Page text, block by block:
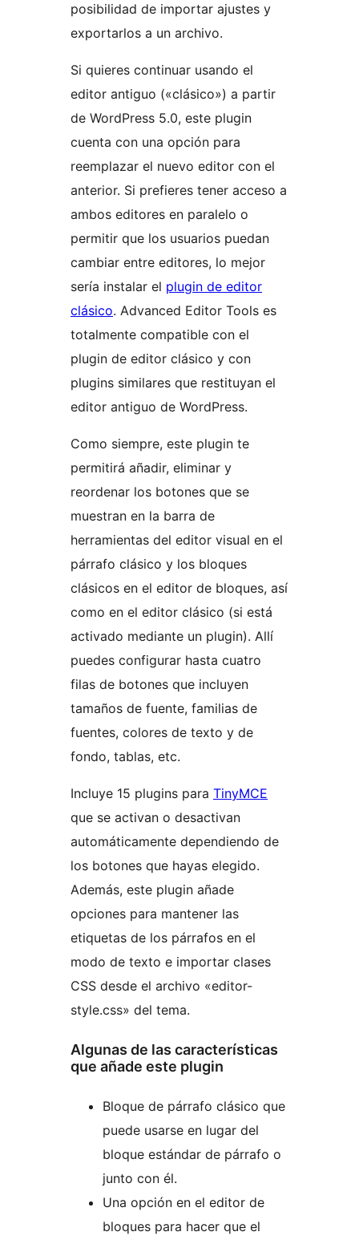
posibilidad de importar ajustes y
exportarlos a un archivo.
Si quieres continuar usando el
editor antiguo («clásico») a partir
de WordPress 5.0, este plugin
cuenta con una opción para
reemplazar el nuevo editor con el
anterior. Si prefieres tener acceso a
ambos editores en paralelo o
permitir que los usuarios puedan
cambiar entre editores, lo mejor
sería instalar el plugin de editor
clásico. Advanced Editor Tools es
totalmente compatible con el
plugin de editor clásico y con
plugins similares que restituyan el
editor antiguo de WordPress.
Como siempre, este plugin te
permitirá añadir, eliminar y
reordenar los botones que se
muestran en la barra de
herramientas del editor visual en el
párrafo clásico y los bloques
clásicos en el editor de bloques, así
como en el editor clásico (si está
activado mediante un plugin). Allí
puedes configurar hasta cuatro
filas de botones que incluyen
tamaños de fuente, familias de
fuentes, colores de texto y de
fondo, tablas, etc.
Incluye 15 plugins para TinyMCE
que se activan o desactivan
automáticamente dependiendo de
los botones que hayas elegido.
Además, este plugin añade
opciones para mantener las
etiquetas de los párrafos en el
modo de texto e importar clases
CSS desde el archivo «editor-
style.css» del tema.
Algunas de las características
que añade este plugin
Bloque de párrafo clásico que
puede usarse en lugar del
bloque estándar de párrafo o
junto con él.
Una opción en el editor de
bloques para hacer que el